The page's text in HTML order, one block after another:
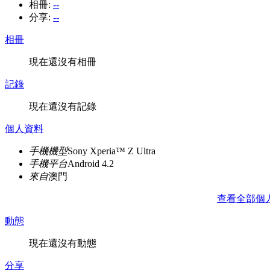
相冊: --
分享: --
相冊
現在還沒有相冊
記錄
現在還沒有記錄
個人資料
手機機型Sony Xperia™ Z Ultra
手機平台Android 4.2
來自澳門
查看全部個
動態
現在還沒有動態
分享